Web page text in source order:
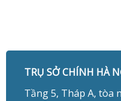
TRỤ SỞ CHÍNH HÀ
Tầng 5, Tháp A, tòa